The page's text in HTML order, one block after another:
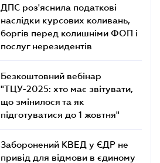
ДПС роз'яснила податкові
наслідки курсових коливань,
боргів перед колишніми ФОП і
послуг нерезидентів
Безкоштовний вебінар
"ТЦУ-2025: хто має звітувати,
що змінилося та як
підготуватися до 1 жовтня"
Заборонений КВЕД у ЄДР не
привід для відмови в єдиному